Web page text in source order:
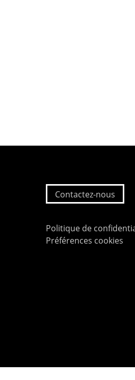
Contactez-nous
Politique de
Préférences cookies